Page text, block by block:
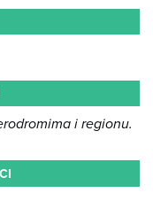
i regionu.